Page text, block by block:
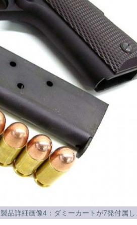
製品詳細画像4：ダミーカートが7発付属